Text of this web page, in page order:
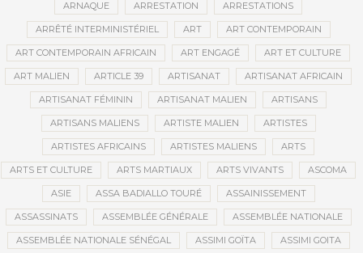
ARNAQUE ARRESTATION ARRESTATIONS
ARRÊTÉ INTERMINISTÉRIEL ART ART CONTEMPORAIN
ART CONTEMPORAIN AFRICAIN ART ENGAGÉ ART ET CULTURE
ART MALIEN ARTICLE 39 ARTISANAT ARTISANAT AFRICAIN
ARTISANAT FÉMININ ARTISANAT MALIEN ARTISANS
ARTISANS MALIENS ARTISTE MALIEN ARTISTES
ARTISTES AFRICAINS ARTISTES MALIENS ARTS
ARTS ET CULTURE ARTS MARTIAUX ARTS VIVANTS ASCOMA
ASIE ASSA BADIALLO TOURÉ ASSAINISSEMENT
ASSASSINATS ASSEMBLÉE GÉNÉRALE ASSEMBLÉE NATIONALE
ASSEMBLÉE NATIONALE SÉNÉGAL ASSIMI GOÏTA ASSIMI GOITA